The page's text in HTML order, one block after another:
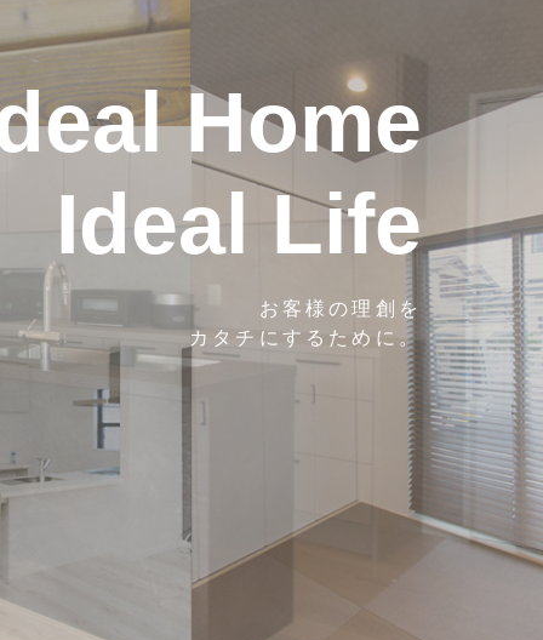
Home
Ideal Life
お客様の理創を
カタチにするために。